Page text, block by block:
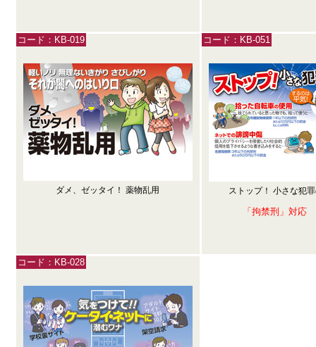
コード：KB-019
ダメ、ゼッタイ！ 薬物乱用
コード：KB-051
ストップ！ 小さな犯
「拘禁刑」対応
コード：KB-028